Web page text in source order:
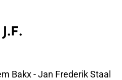
Bakx - Jan Frederik Staal